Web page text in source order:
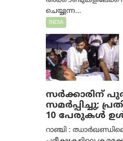
ചെയ്യുന്ന...
INDIA
സർക്കാരിന്
സമർപ്പിച്ചു;
10 പേരുകൾ
റാഞ്ചി :